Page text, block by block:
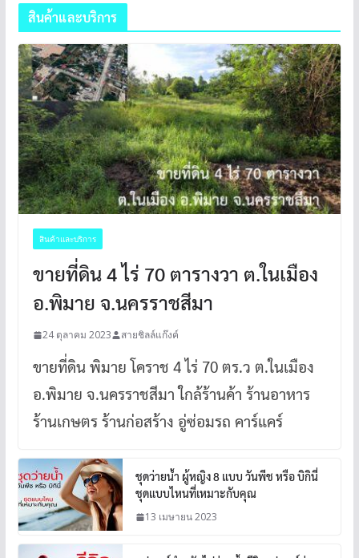
สินค้าและบริการ
สินค้าและบริการ
ขายที่ดิน 4 ไร่ 70 ตารางวา ต.ในเมือง
อ.พิมาย จ.นครราชสีมา
24 ตุลาคม 2023 สายชิลล์แก๊งค์
ขายที่ดิน พิมาย โคราช 4 ไร่ 70 ตร.ว ต.ในเมือง
อ.พิมาย จ.นครราชสีมา ใกล้ร้านค้า ร้านอาหาร
ร้านเกษตร ร้านก่อสร้าง อู่ซ่อมรถ คาร์แคร์
ชุดว่ายน้ำ ผู้หญิง 8 แบบ วันพีช หรือ บิกินี่
ชุดแบบไหนที่เหมาะกับคุณ
13 เมษายน 2023